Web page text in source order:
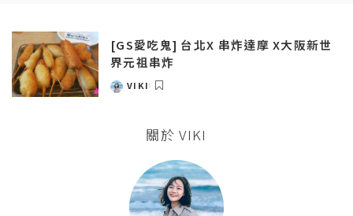
[GS愛吃鬼] 台北X 串炸達摩 X大阪新世
界元祖串炸
POSTED
VIKI
關於 VIKI